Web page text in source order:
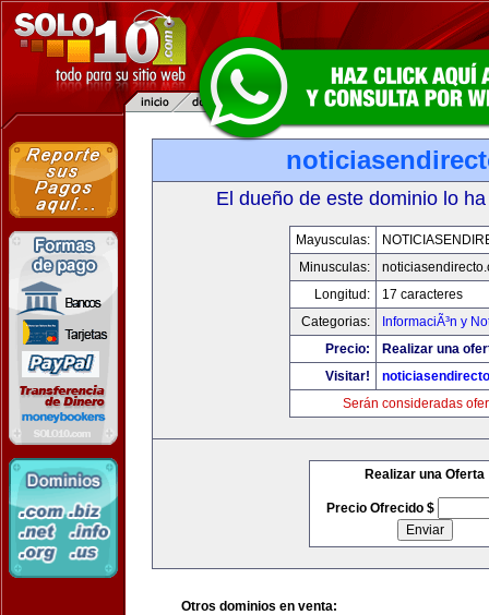
El dueño de este dominio lo
Mayusculas:
Minusculas:
Longitud:
17 caracteres
Categorias:
InformaciÃ³n y
Precio:
Realizar una
Visitar!
Serán consideradas
Realizar una Oferta
Precio Ofrecido $
Otros dominios en venta: